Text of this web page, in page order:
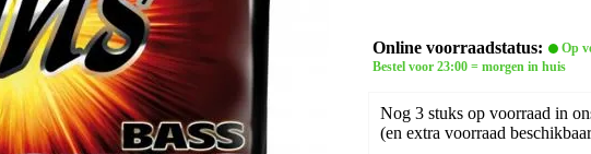
Online voorraadstatus:
Op
Bestel voor 23:00 = morgen in huis
Nog 3 stuks op voorraad in
(en extra voorraad